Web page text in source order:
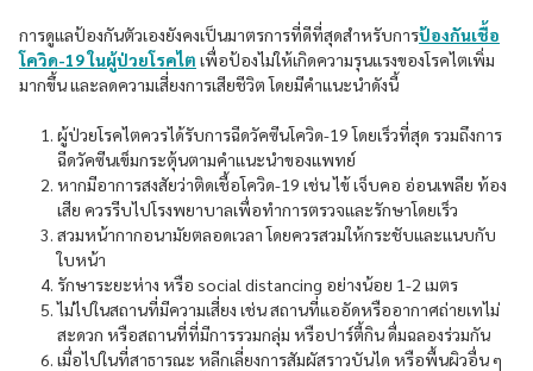
การดูแลป้องกันตัวเองยังคงเป็นมาตรการที่ดีที่สุดสำหรับการป้องกันเชื้อ
โควิด-19 ในผู้ป่วยโรคไต เพื่อป้องไม่ให้เกิดความรุนแรงของโรคไตเพิ่ม
มากขึ้น และลดความเสี่ยงการเสียชีวิต โดยมีคำแนะนำดังนี้
ผู้ป่วยโรคไตควรได้รับการฉีดวัคซีนโควิด-19 โดยเร็วที่สุด รวมถึงการ
ฉีดวัคซีนเข็มกระตุ้นตามคำแนะนำของแพทย์
หากมีอาการสงสัยว่าติดเชื้อโควิด-19 เช่น ไข้ เจ็บคอ อ่อนเพลีย ท้อง
เสีย ควรรีบไปโรงพยาบาลเพื่อทำการตรวจและรักษาโดยเร็ว
สวมหน้ากากอนามัยตลอดเวลา โดยควรสวมให้กระชับและแนบกับ
ใบหน้า
รักษาระยะห่าง หรือ social distancing อย่างน้อย 1-2 เมตร
ไม่ไปในสถานที่มีความเสี่ยง เช่น สถานที่แออัดหรืออากาศถ่ายเทไม่
สะดวก หรือสถานที่ที่มีการรวมกลุ่ม หรือปาร์ตี้กิน ดื่มฉลองร่วมกัน
เมื่อไปในที่สาธารณะ หลีกเลี่ยงการสัมผัสราวบันได หรือพื้นผิวอื่น ๆ